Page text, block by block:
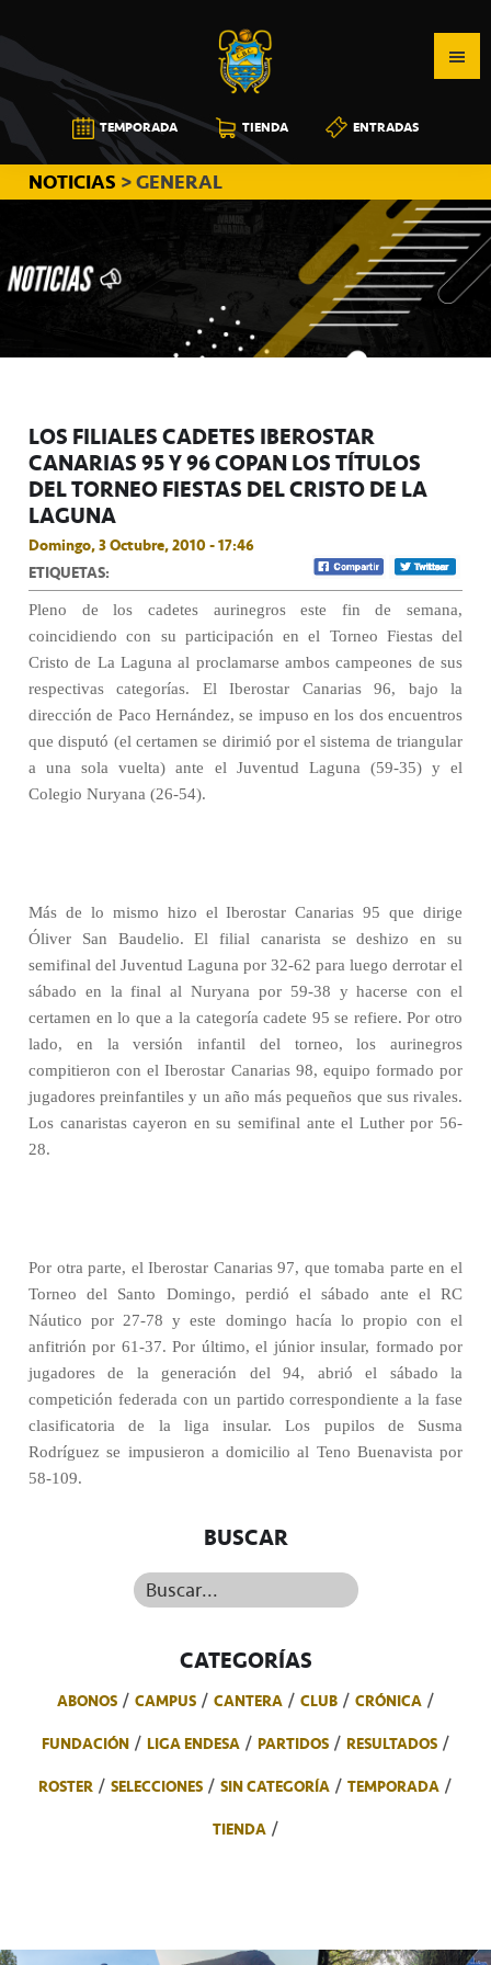
a
la
navegación
principal
al
contenido
principal
a
la
barra
lateral
principal
CB
CANARIAS
TEMPORADA TIENDA ENTRADAS
NOTICIAS > GENERAL
LOS FILIALES CADETES IBEROSTAR
CANARIAS 95 Y 96 COPAN LOS TÍTULOS
DEL TORNEO FIESTAS DEL CRISTO DE LA
LAGUNA
Domingo, 3 Octubre, 2010 - 17:46
ETIQUETAS:
Pleno de los cadetes aurinegros este fin de semana,
coincidiendo con su participación en el Torneo Fiestas del
Cristo de La Laguna al proclamarse ambos campeones de sus
respectivas categorías. El Iberostar Canarias 96, bajo la
dirección de Paco Hernández, se impuso en los dos encuentros
que disputó (el certamen se dirimió por el sistema de triangular
a una sola vuelta) ante el Juventud Laguna (59-35) y el
Colegio Nuryana (26-54).
Más de lo mismo hizo el Iberostar Canarias 95 que dirige
Óliver San Baudelio. El filial canarista se deshizo en su
semifinal del Juventud Laguna por 32-62 para luego derrotar el
sábado en la final al Nuryana por 59-38 y hacerse con el
certamen en lo que a la categoría cadete 95 se refiere. Por otro
lado, en la versión infantil del torneo, los aurinegros
compitieron con el Iberostar Canarias 98, equipo formado por
jugadores preinfantiles y un año más pequeños que sus rivales.
Los canaristas cayeron en su semifinal ante el Luther por 56-
28.
Por otra parte, el Iberostar Canarias 97, que tomaba parte en el
Torneo del Santo Domingo, perdió el sábado ante el RC
Náutico por 27-78 y este domingo hacía lo propio con el
anfitrión por 61-37. Por último, el júnior insular, formado por
jugadores de la generación del 94, abrió el sábado la
competición federada con un partido correspondiente a la fase
clasificatoria de la liga insular. Los pupilos de Susma
Rodríguez se impusieron a domicilio al Teno Buenavista por
58-109.
BUSCAR
Buscar...
CATEGORÍAS
ABONOS CAMPUS CANTERA CLUB
CRÓNICA
FUNDACIÓN
LIGA ENDESA PARTIDOS
RESULTADOS
ROSTER
SELECCIONES SIN CATEGORÍA
TEMPORADA
TIENDA